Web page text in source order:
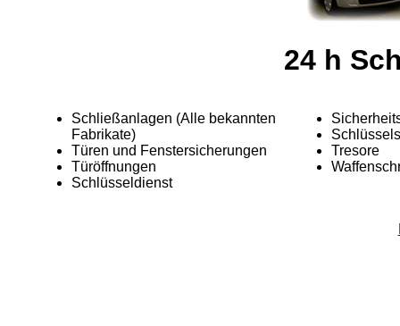
24 h
Schließanlagen (Alle bekannten
Fabrikate)
Türen und Fenstersicherungen
Türöffnungen
Schlüsseldienst
Tresore